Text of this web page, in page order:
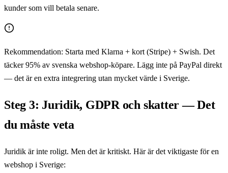
kunder som vill betala senare.
Rekommendation: Starta med Klarna + kort (Stripe) + Swish. Det
täcker 95% av svenska webshop-köpare. Lägg inte på PayPal direkt
— det är en extra integrering utan mycket värde i Sverige.
Steg 3: Juridik, GDPR och skatter — Det
du måste veta
Juridik är inte roligt. Men det är kritiskt. Här är det viktigaste för en
webshop i Sverige: